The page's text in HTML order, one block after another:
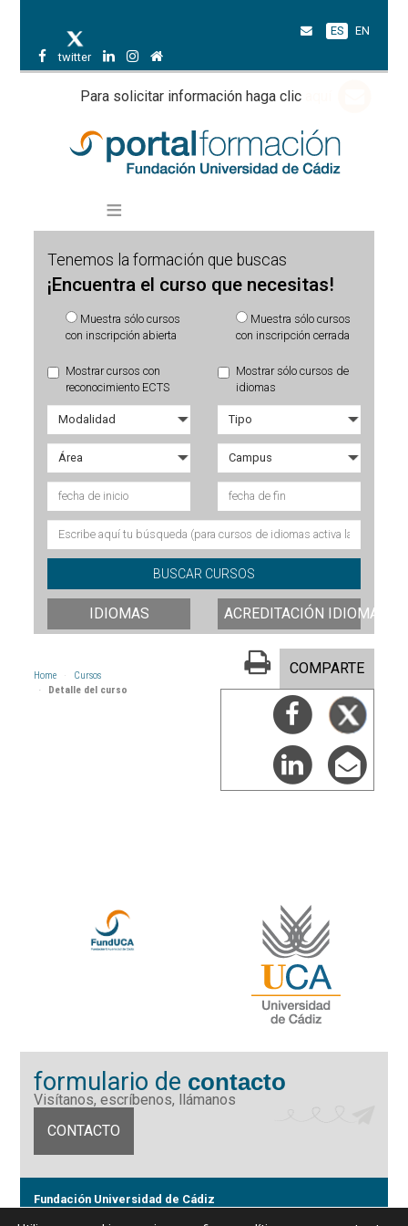
twitter
ES EN
Para solicitar información haga clic
Tenemos la formación que buscas
¡Encuentra el curso que necesitas!
Muestra sólo cursos
con inscripción abierta
Muestra sólo cursos
con inscripción cerrada
Mostrar cursos con
reconocimiento ECTS
Mostrar sólo cursos de
idiomas
IDIOMAS ACREDITACIÓN IDIOMAS
Home
Cursos
Detalle del curso
COMPARTE
formulario de contacto
Visítanos, escríbenos, llámanos
CONTACTO
Fundación Universidad de Cádiz